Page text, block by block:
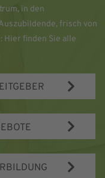
in den
frisch von
Hier finden Sie alle